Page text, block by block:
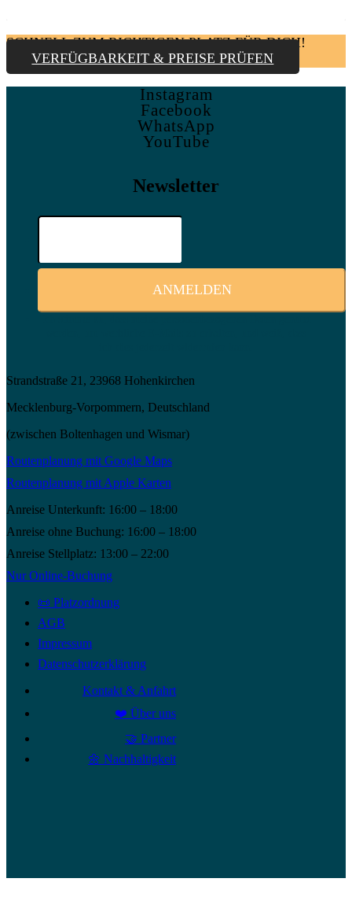
SCHNELL ZUM RICHTIGEN PLATZ FÜR DICH!
VERFÜGBARKEIT & PREISE PRÜFEN
Instagram
Facebook
WhatsApp
YouTube
Newsletter
Strandstraße 21, 23968 Hohenkirchen
Mecklenburg-Vorpommern, Deutschland
(zwischen Boltenhagen und Wismar)
Routenplanung mit Google Maps
Routenplanung mit Apple Karten
Anreise Unterkunft: 16:00 – 18:00
Anreise ohne Buchung: 16:00 – 18:00
Anreise Stellplatz: 13:00 – 22:00
Nur Online-Buchung
📜 Platzordnung
AGB
Impressum
Datenschutzerklärung
Kontakt & Anfahrt
❤️ Über uns
🤝 Partner
🌼 Nachhaltigkeit